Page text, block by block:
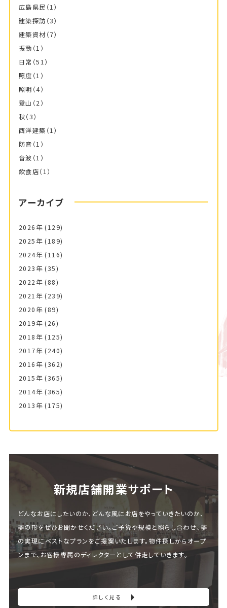
広島県民 （1）
建築探訪 （3）
建築資材（7）
振動 （1）
日常 （51）
照度 （1）
照明 （4）
登山 （2）
秋（3）
西洋建築 （1）
防音 （1）
音波 （1）
飲食店（1）
アーカイブ
2026年 (129)
2025年 (189)
2024年 (116)
2023年 (35)
2022年 (88)
2021年 (239)
2020年 (89)
2019年 (26)
2018年 (125)
2017年 (240)
2016年 (362)
2015年 (365)
2014年 (365)
2013年 (175)
新規店舗開業サポート
どんなお店にしたいのか、どんな風にお店をやっていきたいのか、
夢の形をぜひお聞かせください。ご予算や規模と照らし合わせ、夢
の実現にベストなプランをご提案いたします。物件探しからオープ
ンまで、お客様専属のディレクターとして併走していきます。
詳しく見る